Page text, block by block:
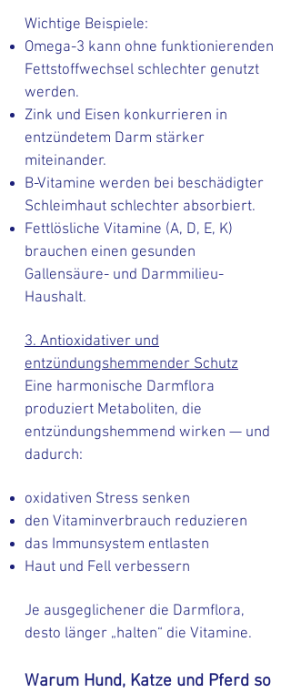
Wichtige Beispiele:
Omega-3 kann ohne funktionierenden
Fettstoffwechsel schlechter genutzt
werden.
Zink und Eisen konkurrieren in
entzündetem Darm stärker
miteinander.
B-Vitamine werden bei beschädigter
Schleimhaut schlechter absorbiert.
Fettlösliche Vitamine (A, D, E, K)
brauchen einen gesunden
Gallensäure- und Darmmilieu-
Haushalt.
3. Antioxidativer und
entzündungshemmender Schutz
Eine harmonische Darmflora
produziert Metaboliten, die
entzündungshemmend wirken — und
dadurch:
oxidativen Stress senken
den Vitaminverbrauch reduzieren
das Immunsystem entlasten
Haut und Fell verbessern
Je ausgeglichener die Darmflora,
desto länger „halten“ die Vitamine.
Warum Hund, Katze und Pferd so